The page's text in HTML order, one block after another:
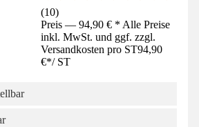
(10)
Preis — 94,90 € * Alle Preise
inkl. MwSt. und ggf. zzgl.
Versandkosten pro ST94,90
€*/ ST